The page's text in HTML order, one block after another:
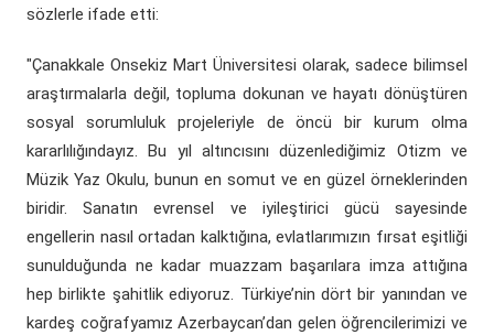
sözlerle ifade etti:
"Çanakkale Onsekiz Mart Üniversitesi olarak, sadece bilimsel
araştırmalarla değil, topluma dokunan ve hayatı dönüştüren
sosyal sorumluluk projeleriyle de öncü bir kurum olma
kararlılığındayız. Bu yıl altıncısını düzenlediğimiz Otizm ve
Müzik Yaz Okulu, bunun en somut ve en güzel örneklerinden
biridir. Sanatın evrensel ve iyileştirici gücü sayesinde
engellerin nasıl ortadan kalktığına, evlatlarımızın fırsat eşitliği
sunulduğunda ne kadar muazzam başarılara imza attığına
hep birlikte şahitlik ediyoruz. Türkiye’nin dört bir yanından ve
kardeş coğrafyamız Azerbaycan’dan gelen öğrencilerimizi ve